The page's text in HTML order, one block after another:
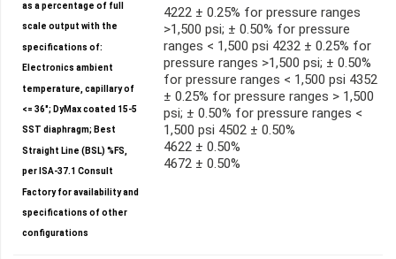
as a percentage of full
scale output with the
specifications of:
Electronics ambient
temperature, capillary of
<= 36"; DyMax coated 15-5
SST diaphragm; Best
Straight Line (BSL) %FS,
per ISA-37.1 Consult
Factory for availability and
specifications of other
configurations
4222 ± 0.25% for pressure ranges
>1,500 psi; ± 0.50% for pressure
ranges < 1,500 psi 4232 ± 0.25% for
pressure ranges >1,500 psi; ± 0.50%
for pressure ranges < 1,500 psi 4352
± 0.25% for pressure ranges > 1,500
psi; ± 0.50% for pressure ranges <
1,500 psi 4502 ± 0.50%
4622 ± 0.50%
4672 ± 0.50%